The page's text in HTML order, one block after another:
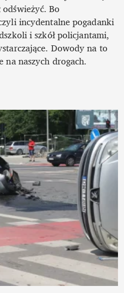
Bo
incydentalne pogadanki
i szkół policjantami,
Dowody na to
naszych drogach.